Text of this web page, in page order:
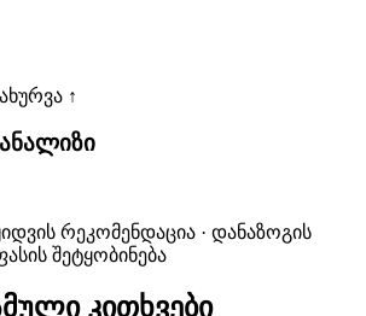
↑
რეკომენდაცია · დანაზოგის
შეტყობინება
კითხვები